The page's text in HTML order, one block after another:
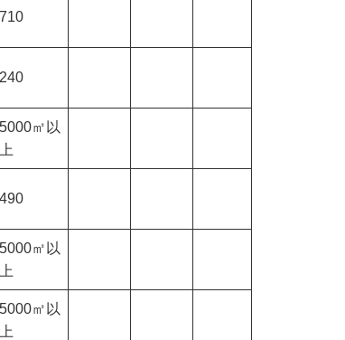
710
240
5000㎡以
上
490
5000㎡以
上
5000㎡以
上